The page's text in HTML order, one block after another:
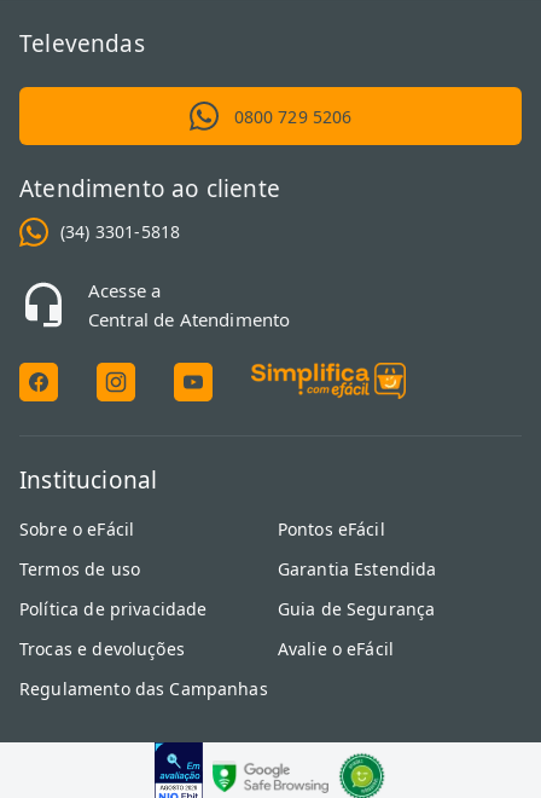
Televendas
0800 729 5206
Atendimento ao cliente
(34) 3301-5818
Acesse a
Central de Atendimento
Institucional
Sobre o eFácil
Termos de uso
Política de privacidade
Trocas e devoluções
Regulamento das Campanhas
Pontos eFácil
Garantia Estendida
Guia de Segurança
Avalie o eFácil